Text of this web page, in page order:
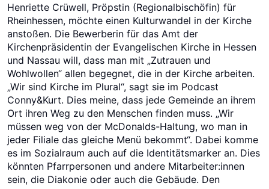
Henriette Crüwell, Pröpstin (Regionalbischöfin) für
Rheinhessen, möchte einen Kulturwandel in der Kirche
anstoßen. Die Bewerberin für das Amt der
Kirchenpräsidentin der Evangelischen Kirche in Hessen
und Nassau will, dass man mit „Zutrauen und
Wohlwollen“ allen begegnet, die in der Kirche arbeiten.
„Wir sind Kirche im Plural“, sagt sie im Podcast
Conny&Kurt. Dies meine, dass jede Gemeinde an ihrem
Ort ihren Weg zu den Menschen finden muss. „Wir
müssen weg von der McDonalds-Haltung, wo man in
jeder Filiale das gleiche Menü bekommt“. Dabei komme
es im Sozialraum auch auf die Identitätsmarker an. Dies
könnten Pfarrpersonen und andere Mitarbeiter:innen
sein, die Diakonie oder auch die Gebäude. Den